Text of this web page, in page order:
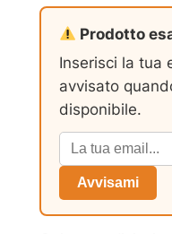
Prodotto
Inserisci la tua
avvisato
disponibile.
Avvisami